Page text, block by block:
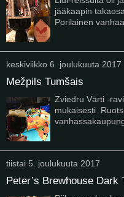
jääkaapin
Porilainen
keskiviikko 6. joulukuuta 2017
Mežpils Tumšais
Zviedru Vārti -
mukaisesti
tiistai 5. joulukuuta 2017
Peter’s Brewhouse Dark